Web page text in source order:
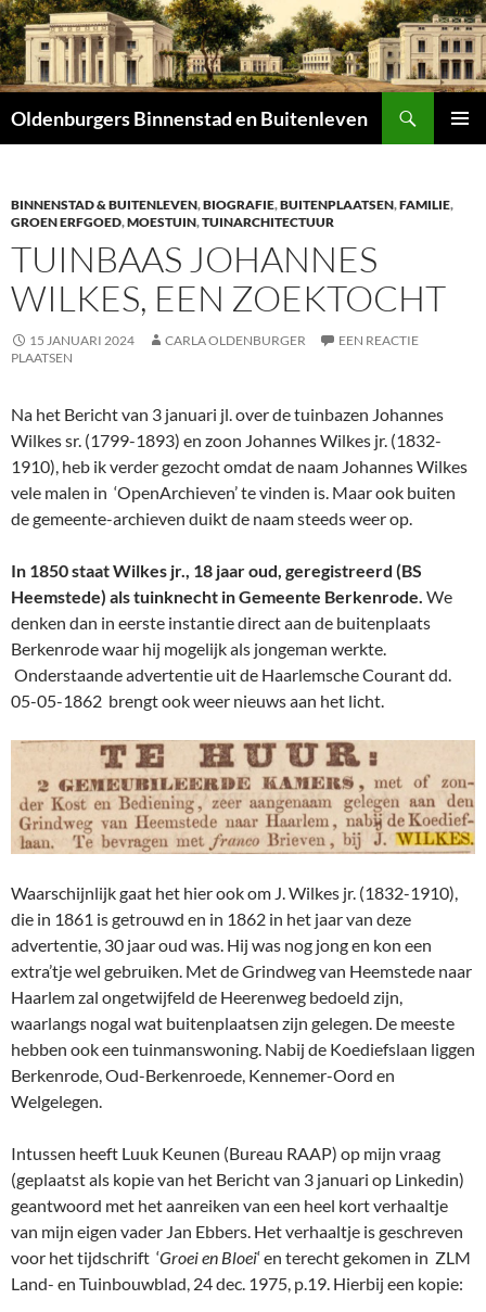
Oldenburgers Binnenstad en Buitenleven
BINNENSTAD & BUITENLEVEN,BIOGRAFIE,BUITENPLAATSEN,FAMILIE,
GROEN ERFGOED,MOESTUIN,TUINARCHITECTUUR
TUINBAAS JOHANNES
WILKES, EEN ZOEKTOCHT
15 JANUARI 2024 CARLA OLDENBURGER
EEN REACTIE
PLAATSEN
Na het Bericht van 3 januari jl. over de tuinbazen Johannes
Wilkes sr. (1799-1893) en zoon Johannes Wilkes jr. (1832-
1910), heb ik verder gezocht omdat de naam Johannes Wilkes
vele malen in ‘OpenArchieven’ te vinden is. Maar ook buiten
de gemeente-archieven duikt de naam steeds weer op.
In 1850 staat Wilkes jr., 18 jaar oud, geregistreerd (BS
Heemstede) als tuinknecht in Gemeente Berkenrode. We
denken dan in eerste instantie direct aan de buitenplaats
Berkenrode waar hij mogelijk als jongeman werkte.
Onderstaande advertentie uit de Haarlemsche Courant dd.
05-05-1862 brengt ook weer nieuws aan het licht.
Waarschijnlijk gaat het hier ook om J. Wilkes jr. (1832-1910),
die in 1861 is getrouwd en in 1862 in het jaar van deze
advertentie, 30 jaar oud was. Hij was nog jong en kon een
extra’tje wel gebruiken. Met de Grindweg van Heemstede naar
Haarlem zal ongetwijfeld de Heerenweg bedoeld zijn,
waarlangs nogal wat buitenplaatsen zijn gelegen. De meeste
hebben ook een tuinmanswoning. Nabij de Koediefslaan liggen
Berkenrode, Oud-Berkenroede, Kennemer-Oord en
Welgelegen.
Intussen heeft Luuk Keunen (Bureau RAAP) op mijn vraag
(geplaatst als kopie van het Bericht van 3 januari op Linkedin)
geantwoord met het aanreiken van een heel kort verhaaltje
van mijn eigen vader Jan Ebbers. Het verhaaltje is geschreven
voor het tijdschrift ‘Groei en Bloei‘ en terecht gekomen in ZLM
Land- en Tuinbouwblad, 24 dec. 1975, p.19. Hierbij een kopie: